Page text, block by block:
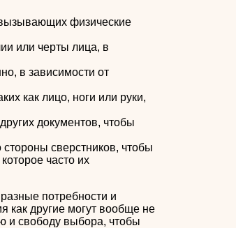
физические
или черты лица, в
в зависимости от
как лицо, ноги или руки,
документов, чтобы
сверстников, чтобы
часто их
потребности и
как другие могут вообще не
и свободу выбора, чтобы